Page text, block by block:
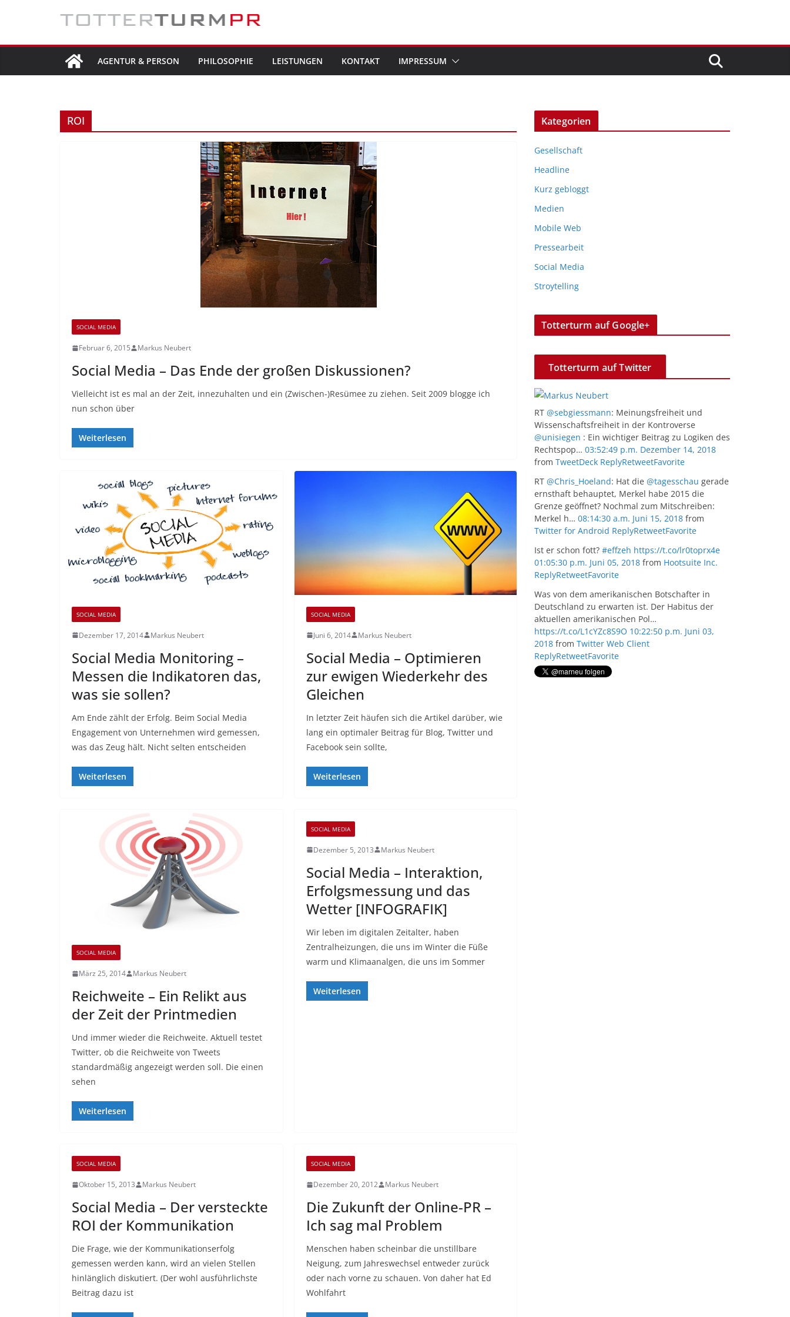
AGENTUR & PERSON PHILOSOPHIE LEISTUNGEN KONTAKT IMPRESSUM
ROI
SOCIAL MEDIA
Februar 6, 2015 Markus Neubert
Social Media – Das Ende der großen Diskussionen?
Vielleicht ist es mal an der Zeit, innezuhalten und ein (Zwischen-)Resümee zu ziehen. Seit 2009 blogge ich
nun schon über
Weiterlesen
SOCIAL MEDIA
Dezember 17, 2014 Markus Neubert
Social Media Monitoring –
Messen die Indikatoren das,
was sie sollen?
Am Ende zählt der Erfolg. Beim Social Media
Engagement von Unternehmen wird gemessen,
was das Zeug hält. Nicht selten entscheiden
Weiterlesen
SOCIAL MEDIA
Juni 6, 2014 Markus Neubert
Social Media – Optimieren
zur ewigen Wiederkehr des
Gleichen
In letzter Zeit häufen sich die Artikel darüber, wie
lang ein optimaler Beitrag für Blog, Twitter und
Facebook sein sollte,
Weiterlesen
SOCIAL MEDIA
März 25, 2014 Markus Neubert
Reichweite – Ein Relikt aus
der Zeit der Printmedien
Und immer wieder die Reichweite. Aktuell testet
Twitter, ob die Reichweite von Tweets
standardmäßig angezeigt werden soll. Die einen
sehen
Weiterlesen
SOCIAL MEDIA
Dezember 5, 2013 Markus Neubert
Social Media – Interaktion,
Erfolgsmessung und das
Wetter [INFOGRAFIK]
Wir leben im digitalen Zeitalter, haben
Zentralheizungen, die uns im Winter die Füße
warm und Klimaanalgen, die uns im Sommer
Weiterlesen
SOCIAL MEDIA
Oktober 15, 2013 Markus Neubert
Social Media – Der versteckte
ROI der Kommunikation
Die Frage, wie der Kommunikationserfolg
gemessen werden kann, wird an vielen Stellen
hinlänglich diskutiert. (Der wohl ausführlichste
Beitrag dazu ist
SOCIAL MEDIA
Dezember 20, 2012 Markus Neubert
Die Zukunft der Online-PR –
Ich sag mal Problem
Menschen haben scheinbar die unstillbare
Neigung, zum Jahreswechsel entweder zurück
oder nach vorne zu schauen. Von daher hat Ed
Wohlfahrt
Kategorien
Gesellschaft
Headline
Kurz gebloggt
Medien
Mobile Web
Pressearbeit
Social Media
Stroytelling
Totterturm auf Google+
Totterturm auf Twitter
RT @sebgiessmann: Meinungsfreiheit und
Wissenschaftsfreiheit in der Kontroverse
@unisiegen : Ein wichtiger Beitrag zu Logiken des
Rechtspop… 03:52:49 p.m. Dezember 14, 2018
from TweetDeck ReplyRetweetFavorite
RT @Chris_Hoeland: Hat die @tagesschau gerade
ernsthaft behauptet, Merkel habe 2015 die
Grenze geöffnet? Nochmal zum Mitschreiben:
Merkel h… 08:14:30 a.m. Juni 15, 2018 from
Twitter for Android ReplyRetweetFavorite
Ist er schon fott? #effzeh https://t.co/lr0toprx4e
01:05:30 p.m. Juni 05, 2018 from Hootsuite Inc.
ReplyRetweetFavorite
Was von dem amerikanischen Botschafter in
Deutschland zu erwarten ist. Der Habitus der
aktuellen amerikanischen Pol…
https://t.co/L1cYZc8S9O 10:22:50 p.m. Juni 03,
2018 from Twitter Web Client
ReplyRetweetFavorite